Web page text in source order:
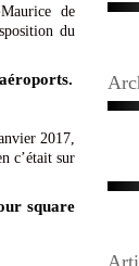
de
du
2017,
c’était sur
square